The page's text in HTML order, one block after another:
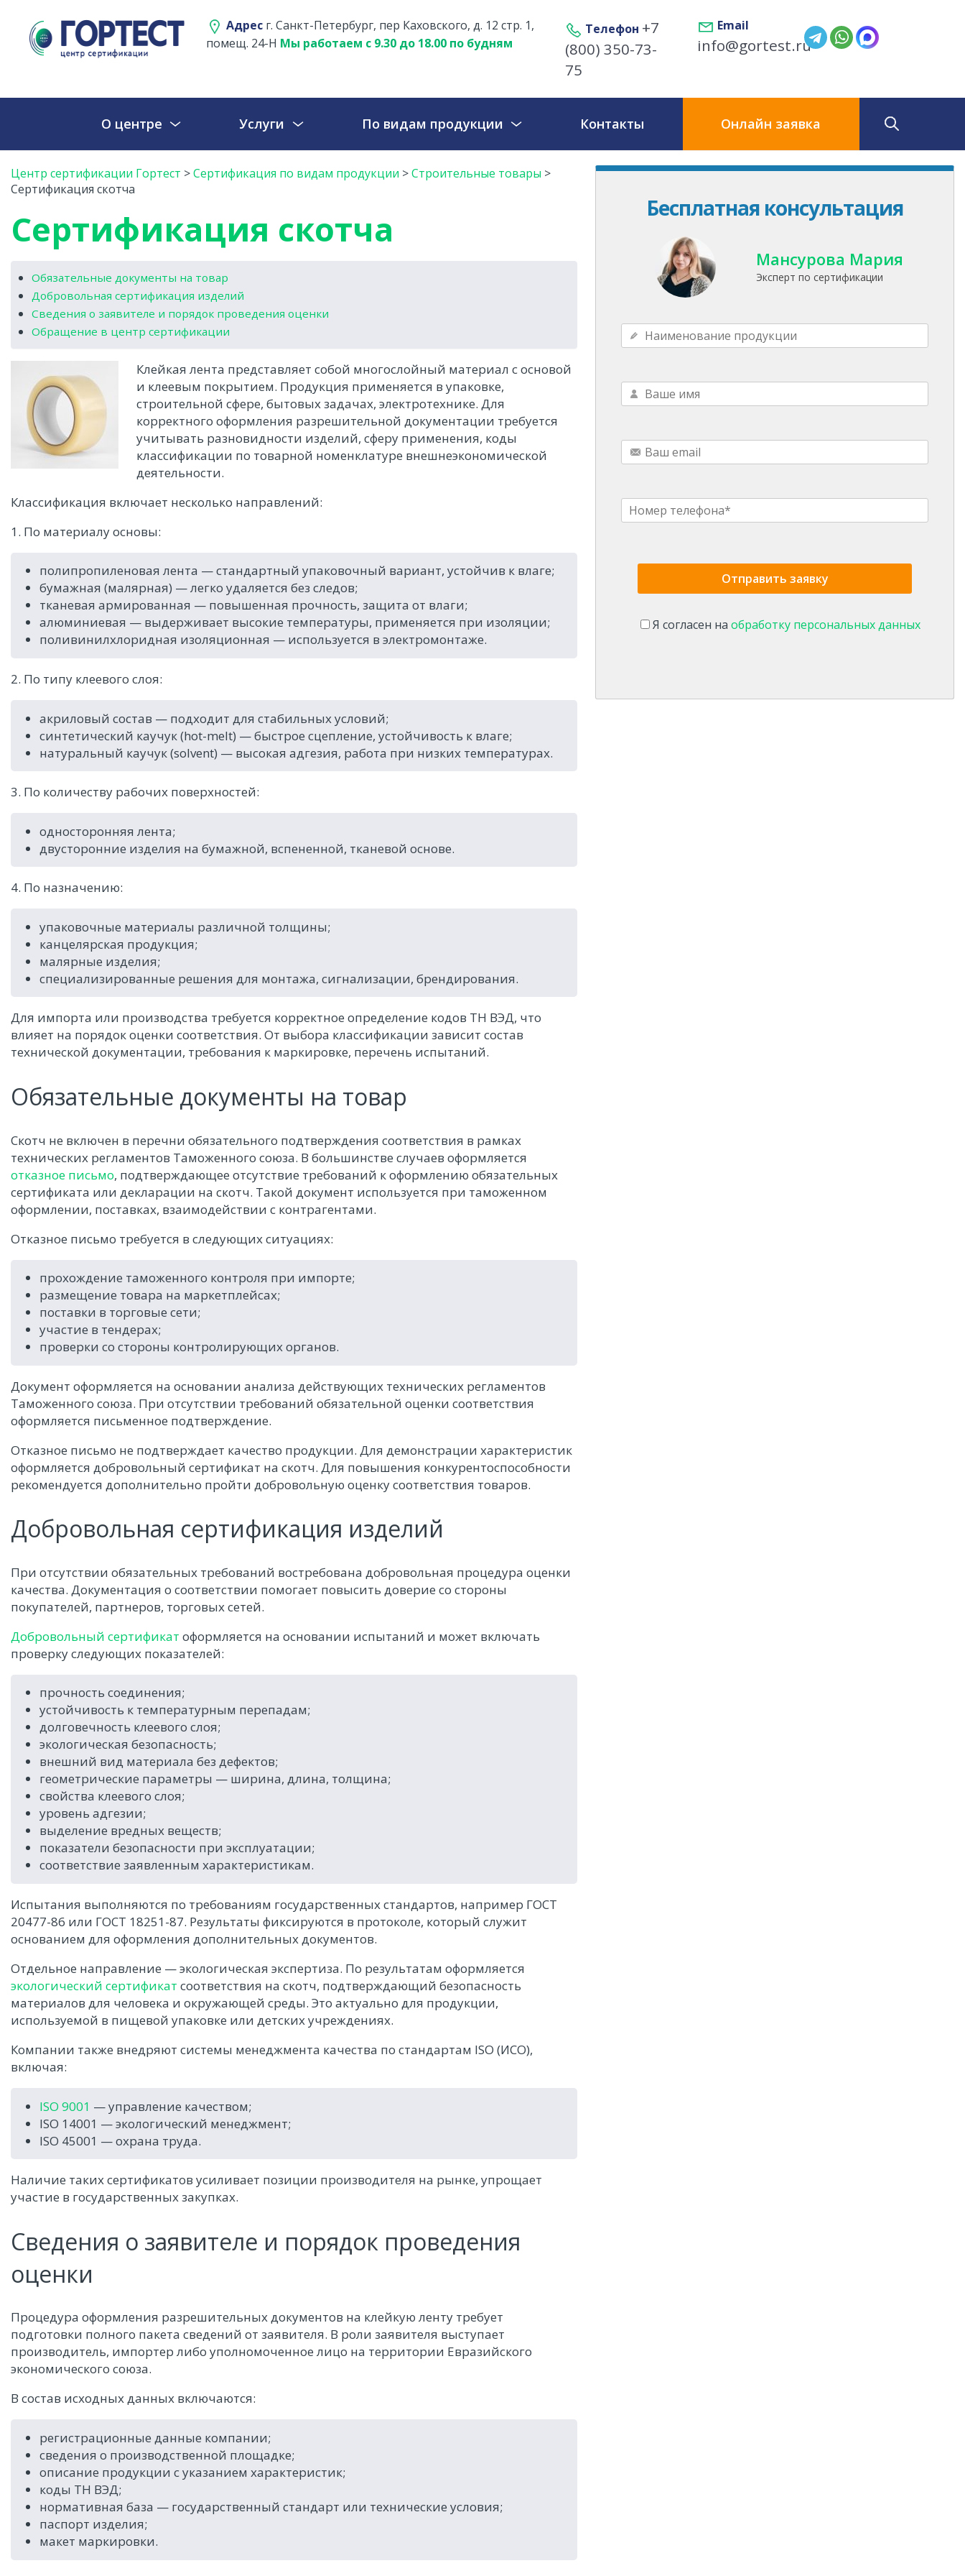
Адрес г. Санкт-Петербург, пер Каховского, д. 12 стр. 1,
помещ. 24-Н Мы работаем с 9.30 до 18.00 по будням
Телефон +7
(800) 350-73-
75
Email
info@gortest.ru
О центре Услуги По видам продукции Контакты Онлайн заявка
Центр сертификации Гортест >Сертификация по видам продукции >Строительные товары >
Сертификация скотча
Сертификация скотча
Обязательные документы на товар
Добровольная сертификация изделий
Сведения о заявителе и порядок проведения оценки
Обращение в центр сертификации
Клейкая лента представляет собой многослойный материал с основой
и клеевым покрытием. Продукция применяется в упаковке,
строительной сфере, бытовых задачах, электротехнике. Для
корректного оформления разрешительной документации требуется
учитывать разновидности изделий, сферу применения, коды
классификации по товарной номенклатуре внешнеэкономической
деятельности.
Классификация включает несколько направлений:
1. По материалу основы:
полипропиленовая лента — стандартный упаковочный вариант, устойчив к влаге;
бумажная (малярная) — легко удаляется без следов;
тканевая армированная — повышенная прочность, защита от влаги;
алюминиевая — выдерживает высокие температуры, применяется при изоляции;
поливинилхлоридная изоляционная — используется в электромонтаже.
2. По типу клеевого слоя:
акриловый состав — подходит для стабильных условий;
синтетический каучук (hot-melt) — быстрое сцепление, устойчивость к влаге;
натуральный каучук (solvent) — высокая адгезия, работа при низких температурах.
3. По количеству рабочих поверхностей:
односторонняя лента;
двусторонние изделия на бумажной, вспененной, тканевой основе.
4. По назначению:
упаковочные материалы различной толщины;
канцелярская продукция;
малярные изделия;
специализированные решения для монтажа, сигнализации, брендирования.
Для импорта или производства требуется корректное определение кодов ТН ВЭД, что
влияет на порядок оценки соответствия. От выбора классификации зависит состав
технической документации, требования к маркировке, перечень испытаний.
Обязательные документы на товар
Скотч не включен в перечни обязательного подтверждения соответствия в рамках
технических регламентов Таможенного союза. В большинстве случаев оформляется
отказное письмо, подтверждающее отсутствие требований к оформлению обязательных
сертификата или декларации на скотч. Такой документ используется при таможенном
оформлении, поставках, взаимодействии с контрагентами.
Отказное письмо требуется в следующих ситуациях:
прохождение таможенного контроля при импорте;
размещение товара на маркетплейсах;
поставки в торговые сети;
участие в тендерах;
проверки со стороны контролирующих органов.
Документ оформляется на основании анализа действующих технических регламентов
Таможенного союза. При отсутствии требований обязательной оценки соответствия
оформляется письменное подтверждение.
Отказное письмо не подтверждает качество продукции. Для демонстрации характеристик
оформляется добровольный сертификат на скотч. Для повышения конкурентоспособности
рекомендуется дополнительно пройти добровольную оценку соответствия товаров.
Добровольная сертификация изделий
При отсутствии обязательных требований востребована добровольная процедура оценки
качества. Документация о соответствии помогает повысить доверие со стороны
покупателей, партнеров, торговых сетей.
Добровольный сертификат оформляется на основании испытаний и может включать
проверку следующих показателей:
прочность соединения;
устойчивость к температурным перепадам;
долговечность клеевого слоя;
экологическая безопасность;
внешний вид материала без дефектов;
геометрические параметры — ширина, длина, толщина;
свойства клеевого слоя;
уровень адгезии;
выделение вредных веществ;
показатели безопасности при эксплуатации;
соответствие заявленным характеристикам.
Испытания выполняются по требованиям государственных стандартов, например ГОСТ
20477-86 или ГОСТ 18251-87. Результаты фиксируются в протоколе, который служит
основанием для оформления дополнительных документов.
Отдельное направление — экологическая экспертиза. По результатам оформляется
экологический сертификат соответствия на скотч, подтверждающий безопасность
материалов для человека и окружающей среды. Это актуально для продукции,
используемой в пищевой упаковке или детских учреждениях.
Компании также внедряют системы менеджмента качества по стандартам ISO (ИСО),
включая:
ISO 9001 — управление качеством;
ISO 14001 — экологический менеджмент;
ISO 45001 — охрана труда.
Наличие таких сертификатов усиливает позиции производителя на рынке, упрощает
участие в государственных закупках.
Сведения о заявителе и порядок проведения
оценки
Процедура оформления разрешительных документов на клейкую ленту требует
подготовки полного пакета сведений от заявителя. В роли заявителя выступает
производитель, импортер либо уполномоченное лицо на территории Евразийского
экономического союза.
В состав исходных данных включаются:
регистрационные данные компании;
сведения о производственной площадке;
описание продукции с указанием характеристик;
коды ТН ВЭД;
нормативная база — государственный стандарт или технические условия;
паспорт изделия;
макет маркировки.
Бесплатная консультация
Мансурова Мария
Эксперт по сертификации
Я согласен на обработку персональных данных